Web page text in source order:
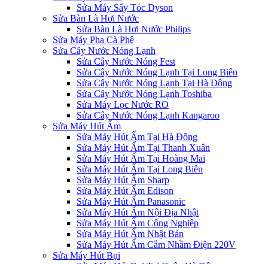
Sửa Máy Sấy Tóc Dyson
Sửa Bàn Là Hơi Nước
Sửa Bàn Là Hơi Nước Philips
Sửa Máy Pha Cà Phê
Sửa Cây Nước Nóng Lạnh
Sửa Cây Nước Nóng Fest
Sửa Cây Nước Nóng Lạnh Tại Long Biên
Sửa Cây Nước Nóng Lạnh Tại Hà Đông
Sửa Cây Nước Nóng Lạnh Toshiba
Sửa Máy Lọc Nước RO
Sửa Cây Nước Nóng Lạnh Kangaroo
Sửa Máy Hút Ẩm
Sửa Máy Hút Ẩm Tại Hà Đông
Sửa Máy Hút Ẩm Tại Thanh Xuân
Sửa Máy Hút Ẩm Tại Hoàng Mai
Sửa Máy Hút Ẩm Tại Long Biên
Sửa Máy Hút Ẩm Sharp
Sửa Máy Hút Ẩm Edison
Sửa Máy Hút Ẩm Panasonic
Sửa Máy Hút Ẩm Nội Địa Nhật
Sửa Máy Hút Ẩm Công Nghiệp
Sửa Máy Hút Ẩm Nhật Bản
Sửa Máy Hút Ẩm Cắm Nhầm Điện 220V
Sửa Máy Hút Bụi